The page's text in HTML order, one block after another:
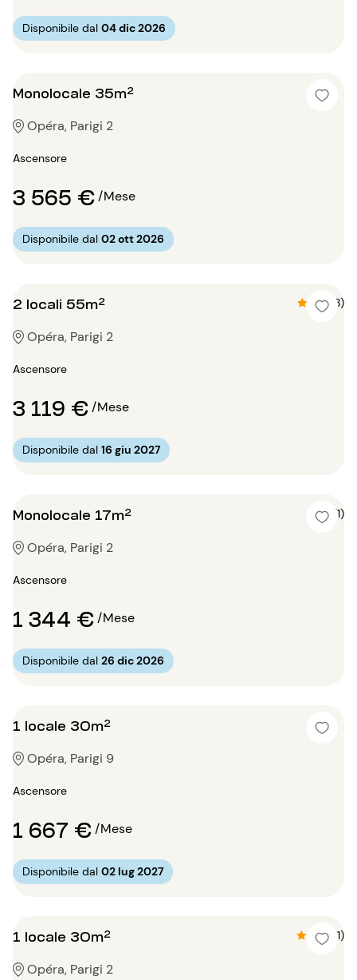
Disponibile dal 04 dic 2026
Monolocale 35m²
Opéra, Parigi 2
Ascensore
3 565 €/Mese
Disponibile dal 02 ott 2026
2 locali 55m² 4.9 (8)
Opéra, Parigi 2
Ascensore
3 119 €/Mese
Disponibile dal 16 giu 2027
Monolocale 17m² 4 (1)
Opéra, Parigi 2
Ascensore
1 344 €/Mese
Disponibile dal 26 dic 2026
1 locale 30m²
Opéra, Parigi 9
Ascensore
1 667 €/Mese
Disponibile dal 02 lug 2027
1 locale 30m² 4.9 (11)
Opéra, Parigi 2